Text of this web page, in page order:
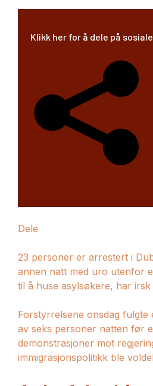
Klikk her for å dele på
Dele
23 personer er arrestert i
annen natt med uro utenfor
til å huse asylsøkere, har irsk
Forstyrrelsene onsdag fulgte
av seks personer natten før
demonstrasjoner mot
immigrasjonspolitikk ble